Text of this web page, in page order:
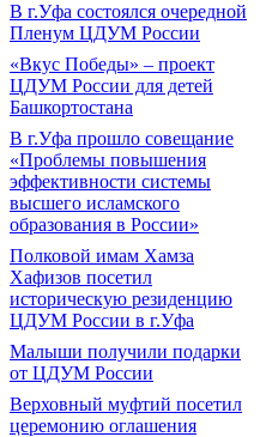
В г.Уфа состоялся очередной
Пленум ЦДУМ России
«Вкус Победы» – проект
ЦДУМ России для детей
Башкортостана
В г.Уфа прошло совещание
«Проблемы повышения
эффективности системы
высшего исламского
образования в России»
Полковой имам Хамза
Хафизов посетил
историческую резиденцию
ЦДУМ России в г.Уфа
Малыши получили подарки
от ЦДУМ России
Верховный муфтий посетил
церемонию оглашения